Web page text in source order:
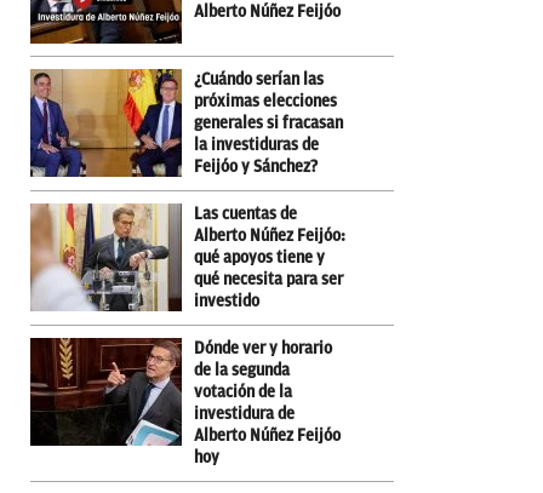
Alberto Núñez Feijóo
¿Cuándo serían las
próximas elecciones
generales si fracasan
la investiduras de
Feijóo y Sánchez?
Las cuentas de
Alberto Núñez Feijóo:
qué apoyos tiene y
qué necesita para ser
investido
Dónde ver y horario
de la segunda
votación de la
investidura de
Alberto Núñez Feijóo
hoy